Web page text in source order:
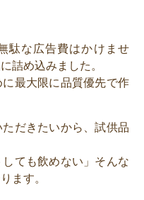
駄な広告費はかけませ
詰め込みました。
最大限に品質優先で作
だきたいから、試供品
ても飲めない」そんな
ます。